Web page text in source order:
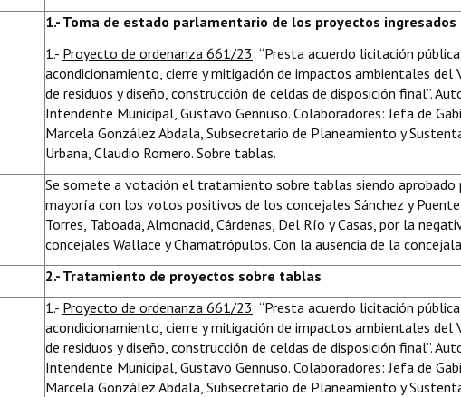
1.- Toma de estado parlamentario de los proyectos ingresados
1.- Proyecto de ordenanza 661/23: “Presta acuerdo licitación pública
acondicionamiento, cierre y mitigación de impactos ambientales del
de residuos y diseño, construcción de celdas de disposición final”.
Intendente Municipal, Gustavo Gennuso. Colaboradores: Jefa de
Marcela González Abdala, Subsecretario de Planeamiento y
Urbana, Claudio Romero. Sobre tablas.
Se somete a votación el tratamiento sobre tablas siendo aprobado
mayoría con los votos positivos de los concejales Sánchez y
Torres, Taboada, Almonacid, Cárdenas, Del Río y Casas, por la
concejales Wallace y Chamatrópulos. Con la ausencia de la
2.- Tratamiento de proyectos sobre tablas
1.- Proyecto de ordenanza 661/23: “Presta acuerdo licitación pública
acondicionamiento, cierre y mitigación de impactos ambientales del
de residuos y diseño, construcción de celdas de disposición final”.
Intendente Municipal, Gustavo Gennuso. Colaboradores: Jefa de
Marcela González Abdala, Subsecretario de Planeamiento y